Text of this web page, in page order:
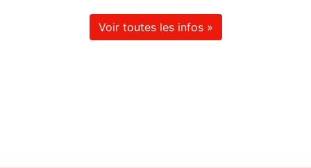
Voir toutes les infos »